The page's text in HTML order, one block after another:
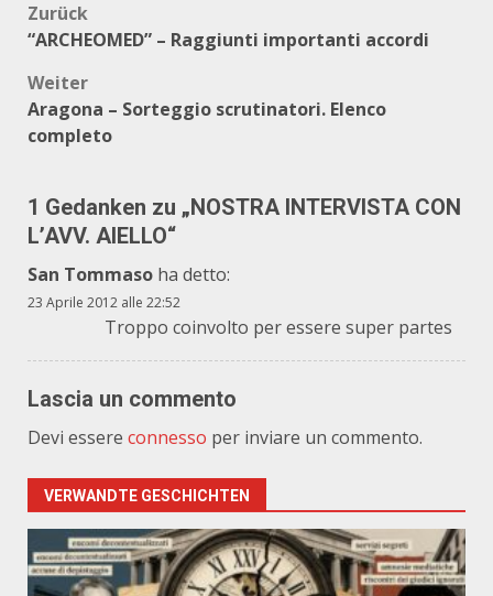
Beitragsnavigation
Zurück
“ARCHEOMED” – Raggiunti importanti accordi
Weiter
Aragona – Sorteggio scrutinatori. Elenco
completo
1 Gedanken zu „NOSTRA INTERVISTA CON
L’AVV. AIELLO“
San Tommaso ha detto:
23 Aprile 2012 alle 22:52
Troppo coinvolto per essere super partes
Lascia un commento
Devi essere connesso per inviare un commento.
VERWANDTE GESCHICHTEN